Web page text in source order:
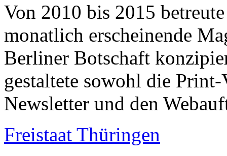
Von 2010 bis 2015
monatlich erscheinende
Berliner Botschaft
gestaltete sowohl die
Newsletter und den
Freistaat Thüringen